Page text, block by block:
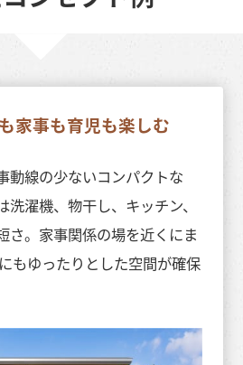
家事も育児も楽しむ
動線の少ないコンパクトな
濯機、物干し、キッチン、
さ。家事関係の場を近くにま
もゆったりとした空間が確保